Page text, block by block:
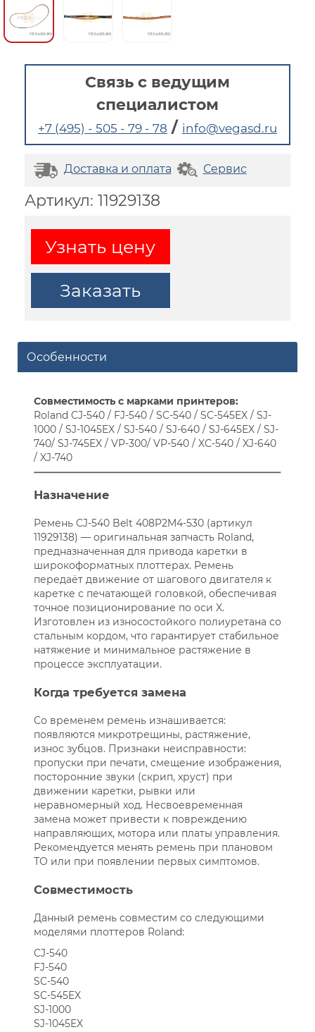
Связь с ведущим
специалистом
+7 (495) - 505 - 79 - 78 / info@vegasd.ru
Доставка и оплата Сервис
Артикул: 11929138
Узнать цену
Заказать
Особенности
Совместимость с марками принтеров:
Roland CJ-540 / FJ-540 / SC-540 / SC-545EX / SJ-
1000 / SJ-1045EX / SJ-540 / SJ-640 / SJ-645EX / SJ-
740/ SJ-745EX / VP-300/ VP-540 / XC-540 / XJ-640
/ XJ-740
Назначение
Ремень CJ-540 Belt 408P2M4-530 (артикул
11929138) — оригинальная запчасть Roland,
предназначенная для привода каретки в
широкоформатных плоттерах. Ремень
передаёт движение от шагового двигателя к
каретке с печатающей головкой, обеспечивая
точное позиционирование по оси X.
Изготовлен из износостойкого полиуретана со
стальным кордом, что гарантирует стабильное
натяжение и минимальное растяжение в
процессе эксплуатации.
Когда требуется замена
Со временем ремень изнашивается:
появляются микротрещины, растяжение,
износ зубцов. Признаки неисправности:
пропуски при печати, смещение изображения,
посторонние звуки (скрип, хруст) при
движении каретки, рывки или
неравномерный ход. Несвоевременная
замена может привести к повреждению
направляющих, мотора или платы управления.
Рекомендуется менять ремень при плановом
ТО или при появлении первых симптомов.
Совместимость
Данный ремень совместим со следующими
моделями плоттеров Roland:
CJ-540
FJ-540
SC-540
SC-545EX
SJ-1000
SJ-1045EX